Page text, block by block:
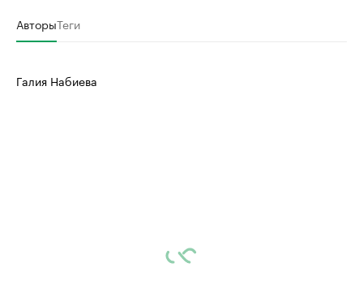
АвторыТеги
Галия Набиева